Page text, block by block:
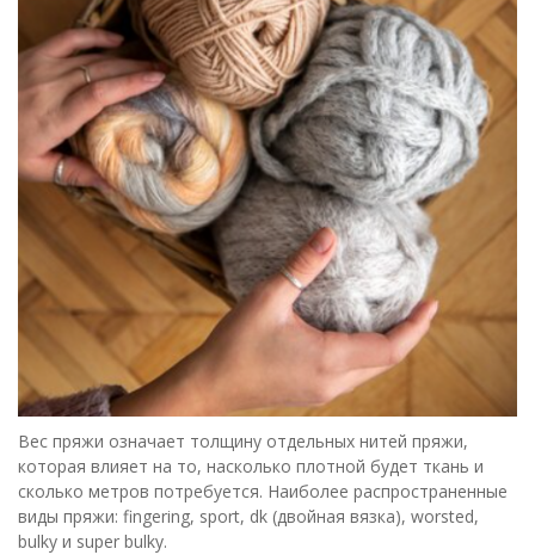
Вес пряжи означает толщину отдельных нитей пряжи,
которая влияет на то, насколько плотной будет ткань и
сколько метров потребуется. Наиболее распространенные
виды пряжи: fingering, sport, dk (двойная вязка), worsted,
bulky и super bulky.